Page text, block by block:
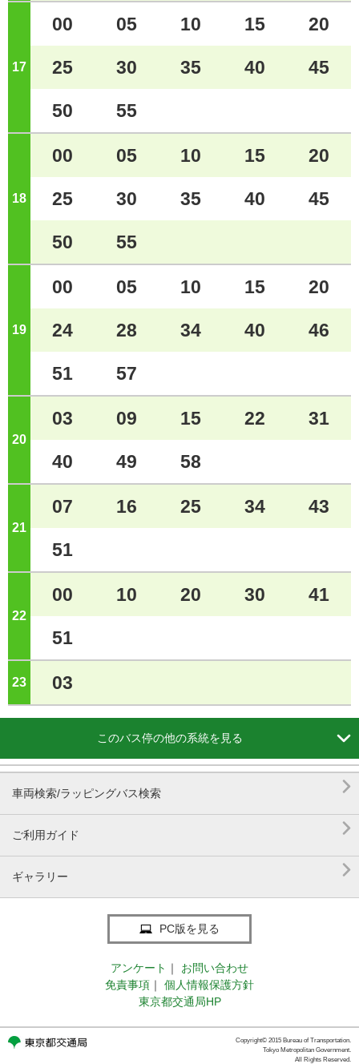
17
00 05 10 15 20
25 30 35 40 45
50 55
18
00 05 10 15 20
25 30 35 40 45
50 55
19
00 05 10 15 20
24 28 34 40 46
51 57
20 ジ
03 09 15 22 31
40 49 58
21 ジ
07 16 25 34 43
51
22 ジ
00 10 20 30 41
51
23 03
このバス停の他の系統を見る 
車両検索/ラッピングバス検索 
ご利用ガイド 
ギャラリー 
PC版を見る
アンケート ｜
お問い合わせ
免責事項 ｜
個人情報保護方針
東京都交通局HP
Copyright© 2015 Bureau of Transportation.
Tokyo Metropolitan Government.
All Rights Reserved.